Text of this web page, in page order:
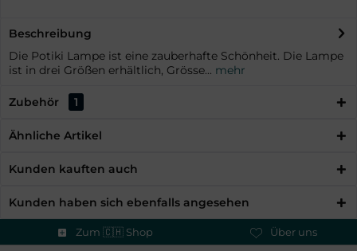
Beschreibung
Die Potiki Lampe ist eine zauberhafte Schönheit. Die Lampe
ist in drei Größen erhältlich, Grösse... mehr
Zubehör 1
Ähnliche Artikel
Kunden kauften auch
Kunden haben sich ebenfalls angesehen
Zum 🇨🇭 Shop Über uns